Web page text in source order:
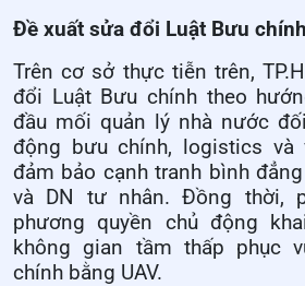
Đề xuất sửa đổi Luật Bưu chính
Trên cơ sở thực tiễn trên,
đổi Luật Bưu chính theo
đầu mối quản lý nhà nước
động bưu chính, logistics và
đảm bảo cạnh tranh bình
và DN tư nhân. Đồng thời,
phương quyền chủ động
không gian tầm thấp phục
chính bằng UAV.